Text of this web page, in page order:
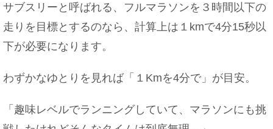
サブスリーと呼ばれる、フルマラソンを３時間以下の
走りを目標とするのなら、計算上は１kmで4分15秒以
下が必要になります。
わずかなゆとりを見れば「１Kmを4分で」が目安。
「趣味レベルでランニングしていて、マラソンにも挑